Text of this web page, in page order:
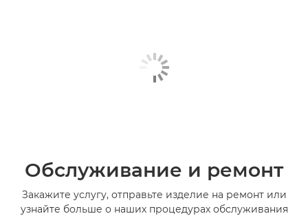
Обслуживание и ремонт
Закажите услугу, отправьте изделие на ремонт или
узнайте больше о наших процедурах обслуживания